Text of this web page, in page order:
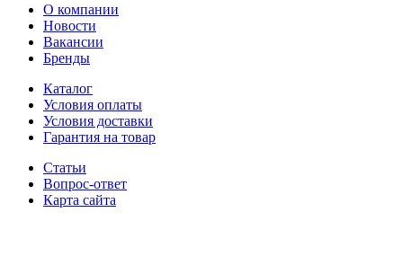
О компании
Новости
Вакансии
Бренды
Каталог
Условия оплаты
Условия доставки
Гарантия на товар
Статьи
Вопрос-ответ
Карта сайта